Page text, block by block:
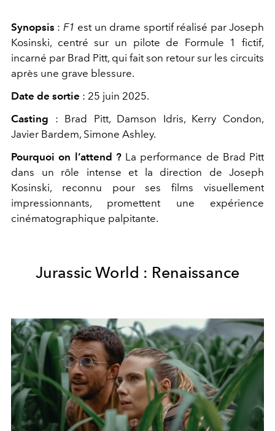
Synopsis : F1 est un drame sportif réalisé par Joseph
Kosinski, centré sur un pilote de Formule 1 fictif,
incarné par Brad Pitt, qui fait son retour sur les circuits
après une grave blessure.
Date de sortie : 25 juin 2025.
Casting : Brad Pitt, Damson Idris, Kerry Condon,
Javier Bardem, Simone Ashley.
Pourquoi on l’attend ?La performance de Brad Pitt
dans un rôle intense et la direction de Joseph
Kosinski, reconnu pour ses films visuellement
impressionnants, promettent une expérience
cinématographique palpitante.
Jurassic World : Renaissance